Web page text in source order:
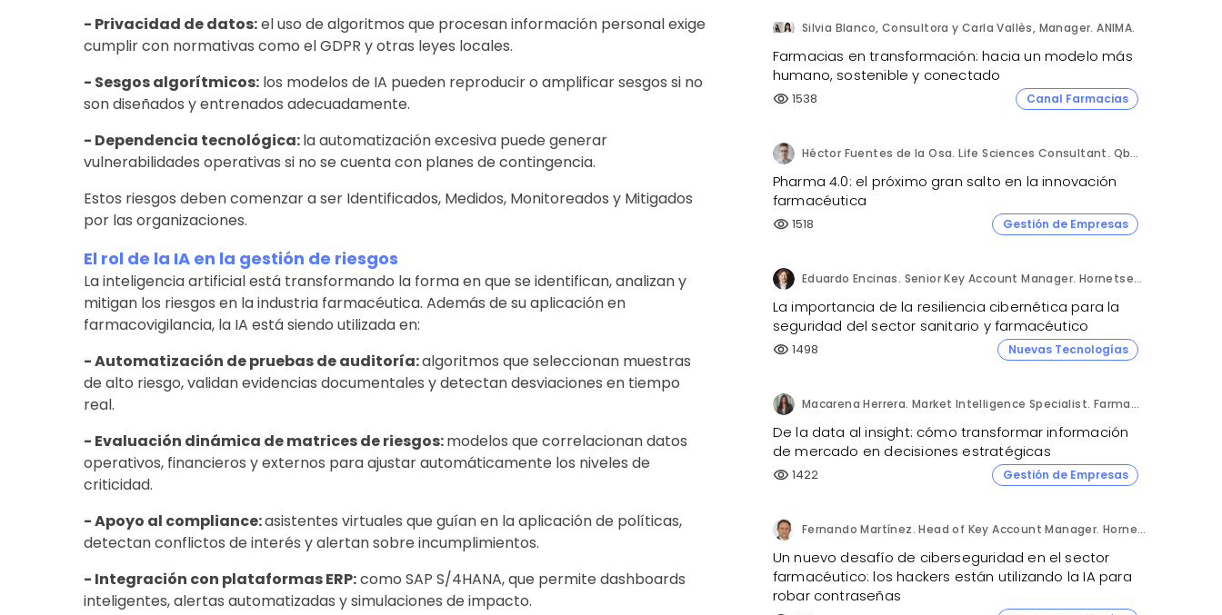
- Privacidad de datos:el uso de algoritmos que procesan información personal exige
cumplir con normativas como el GDPR y otras leyes locales.
- Sesgos algorítmicos:los modelos de IA pueden reproducir o amplificar sesgos si no
son diseñados y entrenados adecuadamente.
- Dependencia tecnológica:la automatización excesiva puede generar
vulnerabilidades operativas si no se cuenta con planes de contingencia.
Estos riesgos deben comenzar a ser Identificados, Medidos, Monitoreados y Mitigados
por las organizaciones.
El rol de la IA en la gestión de riesgos
La inteligencia artificial está transformando la forma en que se identifican, analizan y
mitigan los riesgos en la industria farmacéutica. Además de su aplicación en
farmacovigilancia, la IA está siendo utilizada en:
- Automatización de pruebas de auditoría:algoritmos que seleccionan muestras
de alto riesgo, validan evidencias documentales y detectan desviaciones en tiempo
real.
- Evaluación dinámica de matrices de riesgos:modelos que correlacionan datos
operativos, financieros y externos para ajustar automáticamente los niveles de
criticidad.
- Apoyo al compliance:asistentes virtuales que guían en la aplicación de políticas,
detectan conflictos de interés y alertan sobre incumplimientos.
- Integración con plataformas ERP:como SAP S/4HANA, que permite dashboards
inteligentes, alertas automatizadas y simulaciones de impacto.
Silvia Blanco, Consultora y Carla Vallès, Manager. ANIMA.
Farmacias en transformación: hacia un modelo más
humano, sostenible y conectado
visibility 1538 Canal Farmacias
Héctor Fuentes de la Osa. Life Sciences Consultant. QbD Group.
Pharma 4.0: el próximo gran salto en la innovación
farmacéutica
visibility 1518 Gestión de Empresas
Eduardo Encinas. Senior Key Account Manager. Hornetsecurity en Iberia.
La importancia de la resiliencia cibernética para la
seguridad del sector sanitario y farmacéutico
visibility 1498 Nuevas Tecnologías
Macarena Herrera. Market Intelligence Specialist. Farmaprojects (Polpharma Group).
De la data al insight: cómo transformar información
de mercado en decisiones estratégicas
visibility 1422 Gestión de Empresas
Fernando Martínez. Head of Key Account Manager. Hornetsecurity.
Un nuevo desafío de ciberseguridad en el sector
farmacéutico: los hackers están utilizando la IA para
robar contraseñas